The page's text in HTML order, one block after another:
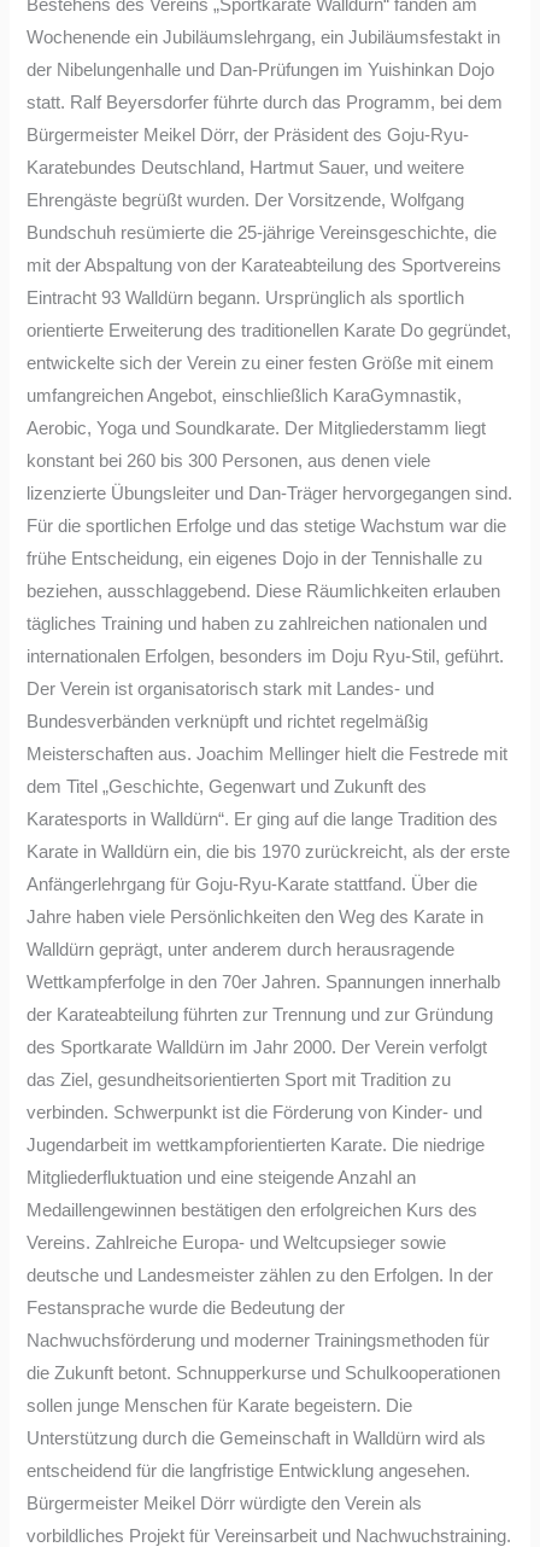
Bestehens des Vereins „Sportkarate Walldürn“ fanden am
Wochenende ein Jubiläumslehrgang, ein Jubiläumsfestakt in
der Nibelungenhalle und Dan-Prüfungen im Yuishinkan Dojo
statt. Ralf Beyersdorfer führte durch das Programm, bei dem
Bürgermeister Meikel Dörr, der Präsident des Goju-Ryu-
Karatebundes Deutschland, Hartmut Sauer, und weitere
Ehrengäste begrüßt wurden. Der Vorsitzende, Wolfgang
Bundschuh resümierte die 25-jährige Vereinsgeschichte, die
mit der Abspaltung von der Karateabteilung des Sportvereins
Eintracht 93 Walldürn begann. Ursprünglich als sportlich
orientierte Erweiterung des traditionellen Karate Do gegründet,
entwickelte sich der Verein zu einer festen Größe mit einem
umfangreichen Angebot, einschließlich KaraGymnastik,
Aerobic, Yoga und Soundkarate. Der Mitgliederstamm liegt
konstant bei 260 bis 300 Personen, aus denen viele
lizenzierte Übungsleiter und Dan-Träger hervorgegangen sind.
Für die sportlichen Erfolge und das stetige Wachstum war die
frühe Entscheidung, ein eigenes Dojo in der Tennishalle zu
beziehen, ausschlaggebend. Diese Räumlichkeiten erlauben
tägliches Training und haben zu zahlreichen nationalen und
internationalen Erfolgen, besonders im Doju Ryu-Stil, geführt.
Der Verein ist organisatorisch stark mit Landes- und
Bundesverbänden verknüpft und richtet regelmäßig
Meisterschaften aus. Joachim Mellinger hielt die Festrede mit
dem Titel „Geschichte, Gegenwart und Zukunft des
Karatesports in Walldürn“. Er ging auf die lange Tradition des
Karate in Walldürn ein, die bis 1970 zurückreicht, als der erste
Anfängerlehrgang für Goju-Ryu-Karate stattfand. Über die
Jahre haben viele Persönlichkeiten den Weg des Karate in
Walldürn geprägt, unter anderem durch herausragende
Wettkampferfolge in den 70er Jahren. Spannungen innerhalb
der Karateabteilung führten zur Trennung und zur Gründung
des Sportkarate Walldürn im Jahr 2000. Der Verein verfolgt
das Ziel, gesundheitsorientierten Sport mit Tradition zu
verbinden. Schwerpunkt ist die Förderung von Kinder- und
Jugendarbeit im wettkampforientierten Karate. Die niedrige
Mitgliederfluktuation und eine steigende Anzahl an
Medaillengewinnen bestätigen den erfolgreichen Kurs des
Vereins. Zahlreiche Europa- und Weltcupsieger sowie
deutsche und Landesmeister zählen zu den Erfolgen. In der
Festansprache wurde die Bedeutung der
Nachwuchsförderung und moderner Trainingsmethoden für
die Zukunft betont. Schnupperkurse und Schulkooperationen
sollen junge Menschen für Karate begeistern. Die
Unterstützung durch die Gemeinschaft in Walldürn wird als
entscheidend für die langfristige Entwicklung angesehen.
Bürgermeister Meikel Dörr würdigte den Verein als
vorbildliches Projekt für Vereinsarbeit und Nachwuchstraining.